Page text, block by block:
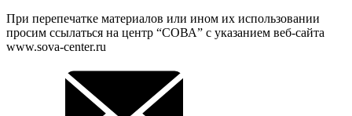
При перепечатке материалов или ином их использовании
просим ссылаться на центр “СОВА” с указанием веб-сайта
www.sova-center.ru